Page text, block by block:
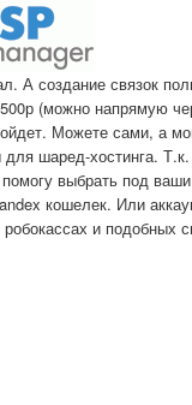
А создание связок
(можно напрямую
Можете сами, а
для шаред-хостинга.
помогу выбрать под
кошелек. Или
и